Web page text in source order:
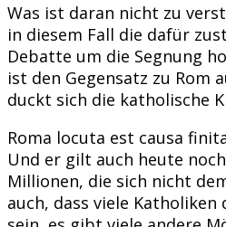
Was ist daran nicht zu
in diesem Fall die dafür
Debatte um die Segnung
ist den Gegensatz zu Rom
duckt sich die katholische
Roma locuta est causa
Und er gilt auch heute
Millionen, die sich nicht
auch, dass viele